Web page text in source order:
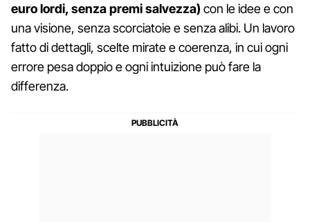
euro lordi, senza premi salvezza) con le idee e con
una visione, senza scorciatoie e senza alibi. Un lavoro
fatto di dettagli, scelte mirate e coerenza, in cui ogni
errore pesa doppio e ogni intuizione può fare la
differenza.